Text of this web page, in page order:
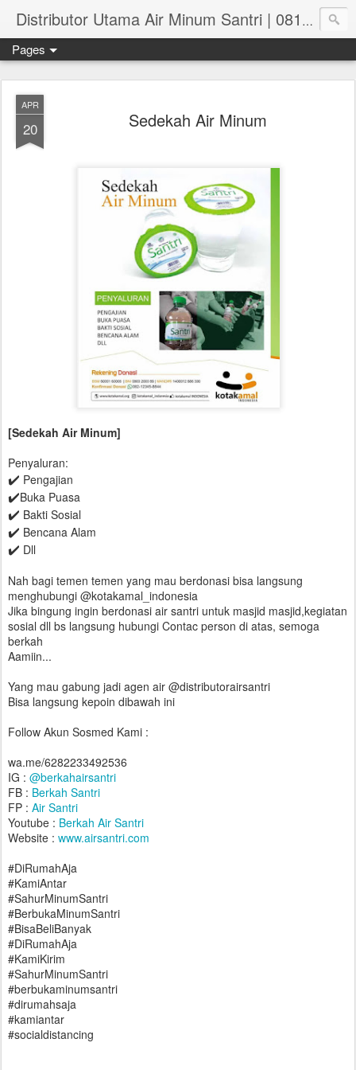
Distributor Utama Air Minum Santri | 081.551.382.73
Pages
APR
20 Sedekah Air Minum
[Sedekah Air Minum]
Penyaluran:
✔️ Pengajian
✔️Buka Puasa
✔️ Bakti Sosial
✔️ Bencana Alam
✔️ Dll
Nah bagi temen temen yang mau berdonasi bisa langsung
menghubungi @kotakamal_indonesia
Jika bingung ingin berdonasi air santri untuk masjid masjid,kegiatan
sosial dll bs langsung hubungi Contac person di atas, semoga
berkah
Aamiin...
Yang mau gabung jadi agen air @distributorairsantri
Bisa langsung kepoin dibawah ini
Follow Akun Sosmed Kami :
wa.me/6282233492536
IG : @berkahairsantri
FB : Berkah Santri
FP : Air Santri
Youtube : Berkah Air Santri
Website : www.airsantri.com
#DiRumahAja
#KamiAntar
#SahurMinumSantri
#BerbukaMinumSantri
#BisaBeliBanyak
#DiRumahAja
#KamiKirim
#SahurMinumSantri
#berbukaminumsantri
#dirumahsaja
#kamiantar
#socialdistancing